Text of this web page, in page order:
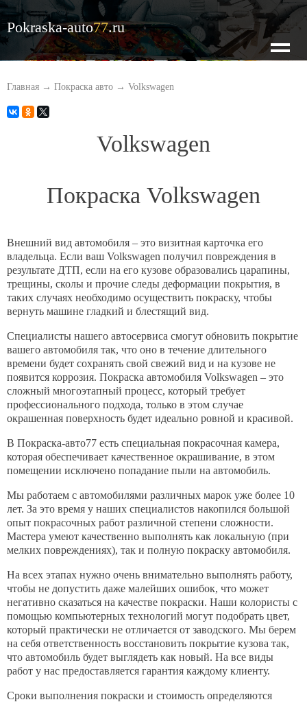
Pokraska-auto77.ru
О нас
Оценка по фото
Контакты
Главная → Покраска авто → Volkswagen
Volkswagen
Покраска Volkswagen
Внешний вид автомобиля – это визитная карточка его
владельца. Если ваш Volkswagen получил повреждения в
результате ДТП, если на его кузове образовались царапины,
трещины, сколы и прочие следы деформации покрытия, в
таких случаях необходимо осуществить покраску, чтобы
вернуть машине гладкий и блестящий вид.
Специалисты нашего автосервиса смогут обновить покрытие
вашего автомобиля так, что оно в течение длительного
времени будет сохранять свой свежий вид и на кузове не
появится коррозия. Покраска автомобиля Volkswagen – это
сложный многоэтапный процесс, который требует
профессионального подхода, только в этом случае
окрашенная поверхность будет идеально ровной и красивой.
В Покраска-авто77 есть специальная покрасочная камера,
которая обеспечивает качественное окрашивание, в этом
помещении исключено попадание пыли на автомобиль.
Мы работаем с автомобилями различных марок уже более 10
лет. За это время у наших специалистов накопился большой
опыт покрасочных работ различной степени сложности.
Мастера умеют качественно выполнять как локальную (при
мелких повреждениях), так и полную покраску автомобиля.
На всех этапах нужно очень внимательно выполнять работу,
чтобы не допустить даже малейших ошибок, что может
негативно сказаться на качестве покраски. Наши колористы с
помощью компьютерных технологий могут подобрать цвет,
который практически не отличается от заводского. Мы берем
на себя ответственность восстановить покрытие кузова так,
что автомобиль будет выглядеть как новый. На все виды
работ у нас предоставляется гарантия каждому клиенту.
Сроки выполнения покраски и стоимость определяются